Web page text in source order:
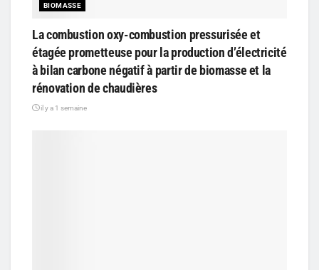
BIOMASSE
La combustion oxy-combustion pressurisée et
étagée prometteuse pour la production d’électricité
à bilan carbone négatif à partir de biomasse et la
rénovation de chaudières
il y a 1 semaine